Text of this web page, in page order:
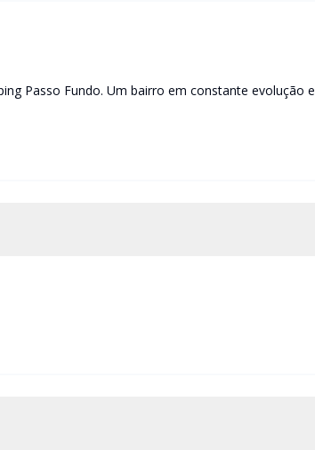
Passo Fundo. Um bairro em constante evolução e